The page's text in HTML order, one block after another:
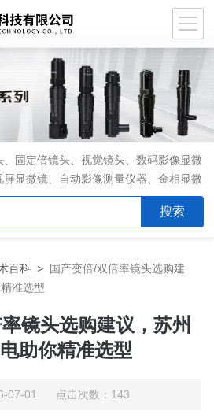
、固定倍镜头、视觉镜头、数码影像显微
显微镜、自动影像测量仪器、金相显微
件、定制显微光学系统
百科 > 国产变倍/双倍率镜头选购建
准选型
镜头选购建议，苏州
助你精准选型
07-01 点击次数：143